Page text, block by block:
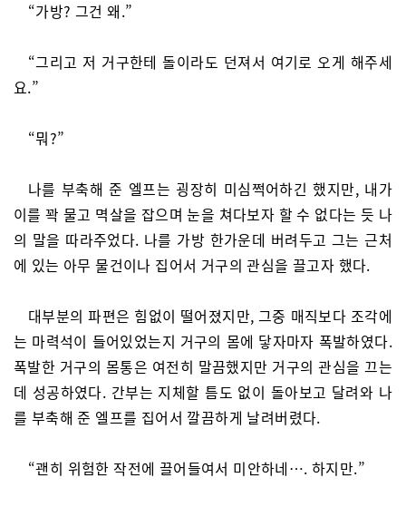
“가방? 그건 왜.”
“그리고 저 거구한테 돌이라도 던져서 여기로 오게 해주세
요.”
“뭐?”
나를 부축해 준 엘프는 굉장히 미심쩍어하긴 했지만, 내가
이를 꽉 물고 멱살을 잡으며 눈을 쳐다보자 할 수 없다는 듯 나
의 말을 따라주었다. 나를 가방 한가운데 버려두고 그는 근처
에 있는 아무 물건이나 집어서 거구의 관심을 끌고자 했다.
대부분의 파편은 힘없이 떨어졌지만, 그중 매직보다 조각에
는 마력석이 들어있었는지 거구의 몸에 닿자마자 폭발하였다.
폭발한 거구의 몸통은 여전히 말끔했지만 거구의 관심을 끄는
데 성공하였다. 간부는 지체할 틈도 없이 돌아보고 달려와 나
를 부축해 준 엘프를 집어서 깔끔하게 날려버렸다.
“괜히 위험한 작전에 끌어들여서 미안하네…. 하지만.”